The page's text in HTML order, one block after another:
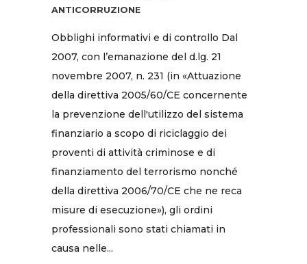
ANTICORRUZIONE
Obblighi informativi e di controllo Dal
2007, con l’emanazione del d.lg. 21
novembre 2007, n. 231 (in «Attuazione
della direttiva 2005/60/CE concernente
la prevenzione dell'utilizzo del sistema
finanziario a scopo di riciclaggio dei
proventi di attività criminose e di
finanziamento del terrorismo nonché
della direttiva 2006/70/CE che ne reca
misure di esecuzione»), gli ordini
professionali sono stati chiamati in
causa nelle...